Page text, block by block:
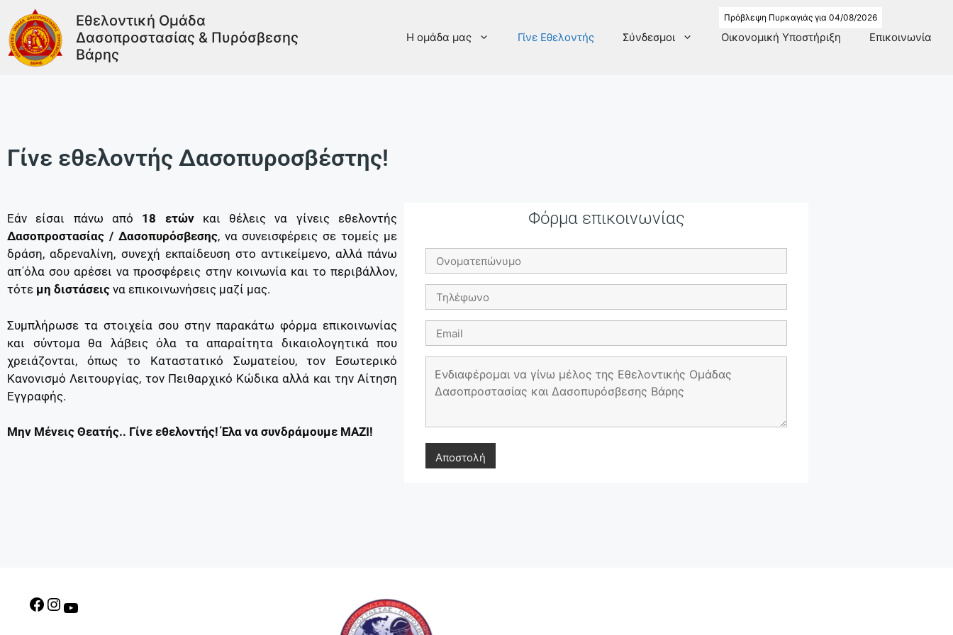
Εθελοντική Ομάδα
Δασοπροστασίας & Πυρόσβεσης
Βάρης
Πρόβλεψη Πυρκαγιάς για 04/08/2026
Η ομάδα μας Γίνε Εθελοντής Σύνδεσμοι Οικονομική Υποστήριξη Επικοινωνία
Γίνε εθελοντής Δασοπυροσβέστης!
Εάν είσαι πάνω από 18 ετώνκαι θέλεις να γίνεις εθελοντής
Δασοπροστασίας / Δασοπυρόσβεσης, να συνεισφέρεις σε τομείς με
δράση, αδρεναλίνη, συνεχή εκπαίδευση στο αντικείμενο, αλλά πάνω
απ΄όλα σου αρέσει να προσφέρεις στην κοινωνία και το περιβάλλον,
τότε μη διστάσεις να επικοινωνήσεις μαζί μας.
Συμπλήρωσε τα στοιχεία σου στην παρακάτω φόρμα επικοινωνίας
και σύντομα θα λάβεις όλα τα απαραίτητα δικαιολογητικά που
χρειάζονται, όπως το Καταστατικό Σωματείου, τον Εσωτερικό
Κανονισμό Λειτουργίας, τον Πειθαρχικό Κώδικα αλλά και την Αίτηση
Εγγραφής.
Μην Μένεις Θεατής.. Γίνε εθελοντής! Έλα να συνδράμουμε ΜΑΖΙ!
Φόρμα επικοινωνίας